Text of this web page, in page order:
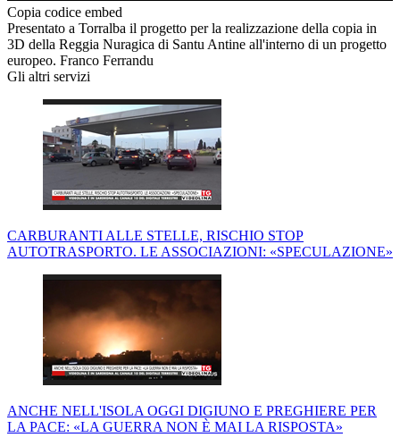
Copia codice embed
Presentato a Torralba il progetto per la realizzazione della copia in
3D della Reggia Nuragica di Santu Antine all'interno di un progetto
europeo. Franco Ferrandu
Gli altri servizi
CARBURANTI ALLE STELLE, RISCHIO STOP
AUTOTRASPORTO. LE ASSOCIAZIONI: «SPECULAZIONE»
ANCHE NELL'ISOLA OGGI DIGIUNO E PREGHIERE PER
LA PACE: «LA GUERRA NON È MAI LA RISPOSTA»